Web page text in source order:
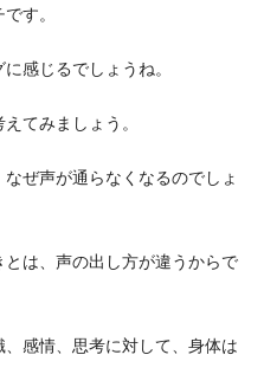
す。
感じるでしょうね。
てみましょう。
ぜ声が通らなくなるのでしょ
は、声の出し方が違うからで
感情、思考に対して、身体は